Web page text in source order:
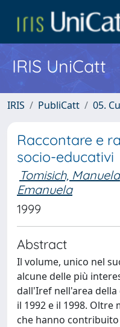
IRIS UniCatt
IRIS PubliCatt 05.
Raccontare e
socio-educativi
Tomisich, Manuela
Emanuela
1999
Abstract
Il volume, unico nel
alcune delle più
dall'Iref nell'area
il 1992 e il 1998.
che hanno